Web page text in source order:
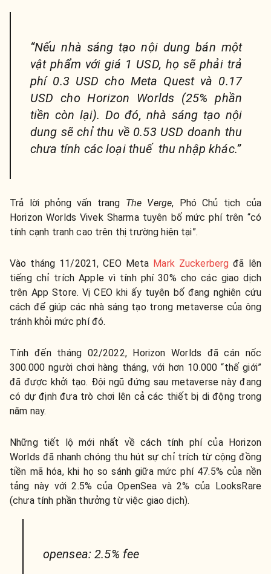
“Nếu nhà sáng tạo nội dung bán một
vật phẩm với giá 1 USD, họ sẽ phải trả
phí 0.3 USD cho Meta Quest và 0.17
USD cho Horizon Worlds (25% phần
tiền còn lại). Do đó, nhà sáng tạo nội
dung sẽ chỉ thu về 0.53 USD doanh thu
chưa tính các loại thuế thu nhập khác.”
Trả lời phỏng vấn trang The Verge, Phó Chủ tịch của
Horizon Worlds Vivek Sharma tuyên bố mức phí trên “có
tính cạnh tranh cao trên thị trường hiện tại”.
Vào tháng 11/2021, CEO Meta Mark Zuckerberg đã lên
tiếng chỉ trích Apple vì tính phí 30% cho các giao dịch
trên App Store. Vị CEO khi ấy tuyên bố đang nghiên cứu
cách để giúp các nhà sáng tạo trong metaverse của ông
tránh khỏi mức phí đó.
Tính đến tháng 02/2022, Horizon Worlds đã cán nốc
300.000 người chơi hàng tháng, với hơn 10.000 “thế giới”
đã được khởi tạo. Đội ngũ đứng sau metaverse này đang
có dự định đưa trò chơi lên cả các thiết bị di động trong
năm nay.
Những tiết lộ mới nhất về cách tính phí của Horizon
Worlds đã nhanh chóng thu hút sự chỉ trích từ cộng đồng
tiền mã hóa, khi họ so sánh giữa mức phí 47.5% của nền
tảng này với 2.5% của OpenSea và 2% của LooksRare
(chưa tính phần thưởng từ việc giao dịch).
opensea: 2.5% fee